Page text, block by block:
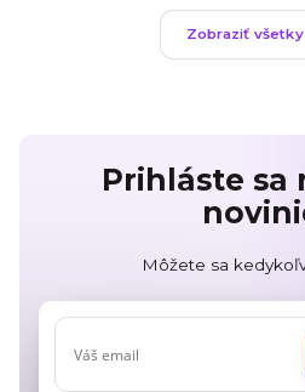
Zobraziť
Prihláste sa
Môžete sa